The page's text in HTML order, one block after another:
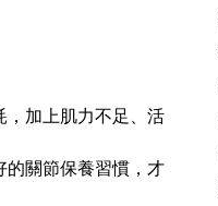
，加上肌力不足、活
的關節保養習慣，才